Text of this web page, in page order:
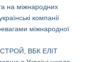
на міжнародних
компанії
міжнародної
СТРОЙ, ВБК ЕЛІТ